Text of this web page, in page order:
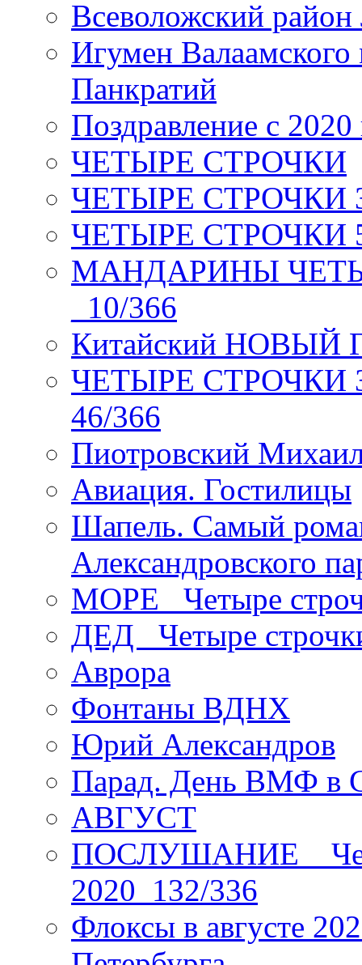
Всеволожский район
Игумен
Панкратий
Поздравление с 2020
ЧЕТЫРЕ СТРОЧКИ
ЧЕТЫРЕ СТРОЧКИ 3
ЧЕТЫРЕ СТРОЧКИ 5
МАНДАРИНЫ
_10/366
Китайский НОВЫЙ
ЧЕТЫРЕ СТРОЧКИ
46/366
Пиотровский
Авиация. Гостилицы
Шапель. Самый
Александровского
МОРЕ _Четыре
ДЕД _Четыре
Аврора
Фонтаны ВДНХ
Юрий Александров
Парад. День ВМФ в
АВГУСТ
ПОСЛУШАНИЕ _
2020_132/336
Флоксы в августе